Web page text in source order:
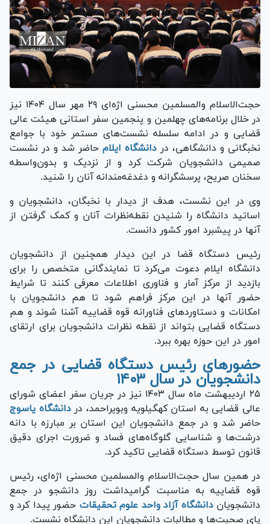
حجت‌الاسلام والمسلمین محسنی اژه‌ای ۲۹ مهر سال ۱۴۰۴ نیز
در خلال برنامه‌های چهلمین و پنجمین سفر استانی هیئت عالی
قضایی و در ادامه سلسله نشست‌های مستمر خود با جوامع
نخبگانی و دانشگاهی، در دانشگاه ایلام حاضر شد و در نشست
صمیمی دانشجویان شرکت کرد و از نزدیک و بدون‌واسطه
سخنان صریح، پرسشگرانه و دغدغه‌مندانه آنان را شنید.
وی در این نشست، هدف از دیدار با نخبگان، دانشجویان و
اساتید دانشگاه را شنیدن نقطه‌نظرات آنان و کمک گرفتن از
آنها در پیشبرد امور کشور دانست.
رئیس دستگاه قضا در این دیدار همچنین از دانشجویان
دانشگاه ایلام دعوت می‌کرد تا نمایندگانی متخصص را برای
بازدید از مرکز آمار و فناوری اطلاعات معرفی کنند تا شرایط
حضور آنها در این مرکز فراهم شود تا هم دانشجویان با
امکانات و دستاورد‌های فناورانه قوه قضاییه آشنا شوند و هم
دستگاه قضایی بتواند از نقطه نظرات دانشجویان برای ارتقای
امور در این حوزه بهره ببرد.
حضور‌های رئیس دستگاه قضایی در جمع
دانشجویان در سال ۱۴۰۳
۲۵ اردیبهشت ماه سال ۱۴۰۳ نیز در جریان سفر اعضای شورای
عالی قضایی به استان کهگیلویه وبویراحمد، دردانشگاه یاسوج
حاضر شد و در جمع دانشجویان این استان بر مبارزه با دانه
درشت‌ها و شناسایی گلوگاه‌های فساد و ضرورت اجرای دقیق
قانون توسط دستگاه قضایی تاکید کرد.
در همین سال حجت‌الاسلام والمسلمین محسنی اژه‌ای، رئیس
قوه قضاییه به مناسبت گرامیداشت روز دانشجو در جمع
دانشجویاندانشگاه آزاد واحد علوم تحقیقات حضور پیدا کرد و
پای صحبت‌ها و مطالبات دانشجویان این دانشگاه نشست.